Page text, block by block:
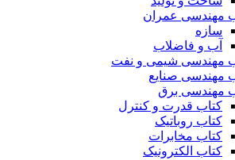
مهندسی عمران
سازه
آب و فاضلاب
مهندسی شیمی و نفت
مهندسی صنایع
مهندسی برق
کتاب قدرت و کنترل
کتاب روباتیک
کتاب مخابرات
کتاب الکترونیک